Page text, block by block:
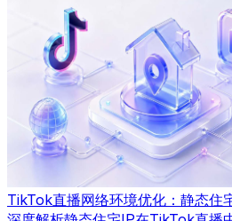
TikTok直播网络环境优化：静态住